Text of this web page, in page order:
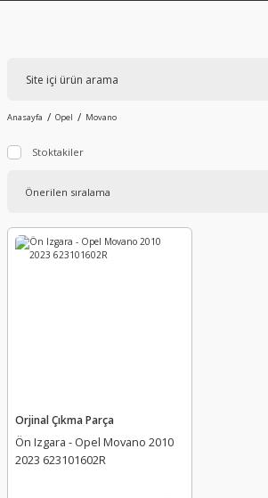
Anasayfa Opel Movano
Stoktakiler
Orjinal Çıkma Parça
Ön Izgara - Opel Movano 2010
2023 623101602R